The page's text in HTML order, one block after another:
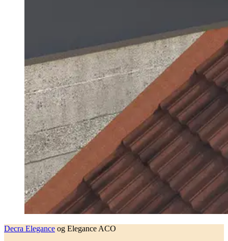
Decra Elegance og Elegance ACO